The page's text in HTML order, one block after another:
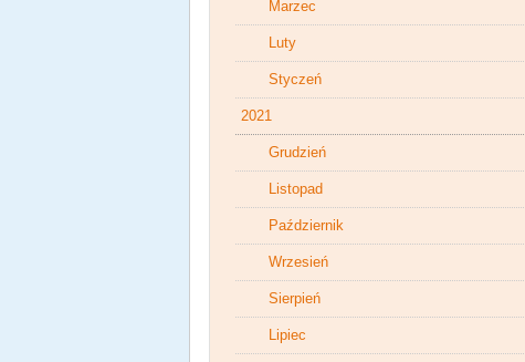
Marzec
Luty
Styczeń
2021
Grudzień
Listopad
Październik
Wrzesień
Sierpień
Lipiec